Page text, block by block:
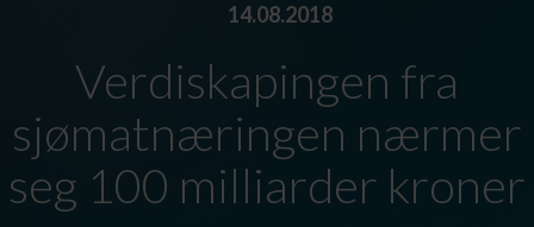
14.08.2018
Verdiskapingen fra
sjømatnæringen nærmer
seg 100 milliarder kroner